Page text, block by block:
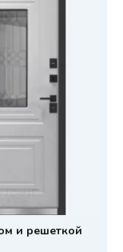
и решеткой